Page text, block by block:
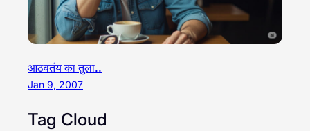
आठवतंय का तुला..
Jan 9, 2007
Tag Cloud